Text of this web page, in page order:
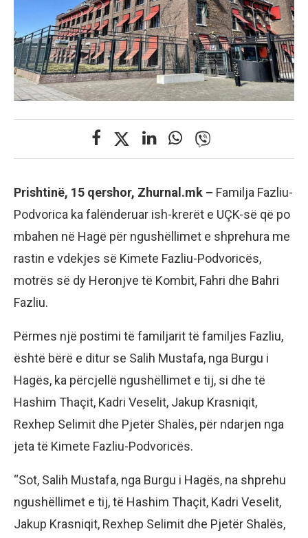
Prishtinë, 15 qershor, Zhurnal.mk – Familja Fazliu-
Podvorica ka falënderuar ish-krerët e UÇK-së që po
mbahen në Hagë për ngushëllimet e shprehura me
rastin e vdekjes së Kimete Fazliu-Podvoricës,
motrës së dy Heronjve të Kombit, Fahri dhe Bahri
Fazliu.
Përmes një postimi të familjarit të familjes Fazliu,
është bërë e ditur se Salih Mustafa, nga Burgu i
Hagës, ka përcjellë ngushëllimet e tij, si dhe të
Hashim Thaçit, Kadri Veselit, Jakup Krasniqit,
Rexhep Selimit dhe Pjetër Shalës, për ndarjen nga
jeta të Kimete Fazliu-Podvoricës.
“Sot, Salih Mustafa, nga Burgu i Hagës, na shprehu
ngushëllimet e tij, të Hashim Thaçit, Kadri Veselit,
Jakup Krasniqit, Rexhep Selimit dhe Pjetër Shalës,